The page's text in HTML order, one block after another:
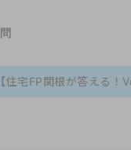
宅FP関根が答える！